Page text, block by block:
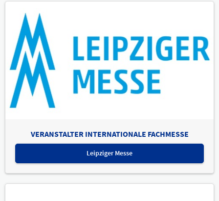
VERANSTALTER INTERNATIONALE FACHMESSE
Leipziger Messe